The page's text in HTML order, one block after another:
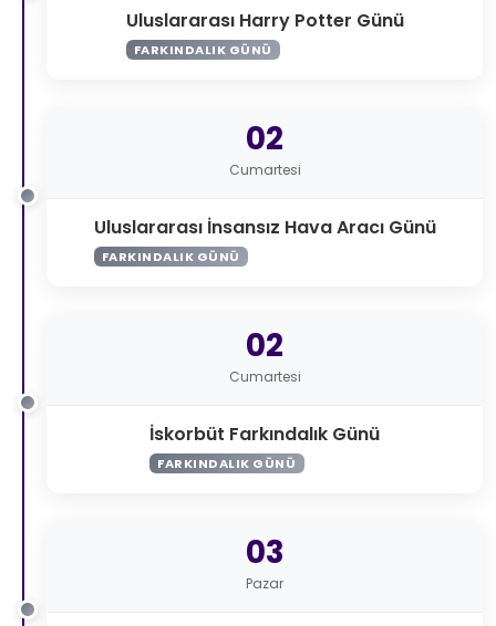
Uluslararası Harry Potter Günü
FARKINDALIK GÜNÜ
02
Cumartesi
Uluslararası İnsansız Hava Aracı Günü
FARKINDALIK GÜNÜ
02
Cumartesi
İskorbüt Farkındalık Günü
FARKINDALIK GÜNÜ
03
Pazar